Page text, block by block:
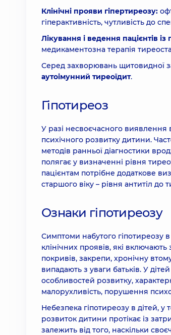
Клінічні прояви гіпертиреозу:
гіперактивність, чутливість до
Лікування і ведення пацієнтів із
медикаментозна терапія
Серед захворювань щитовидної
аутоімунний тиреоїдит.
Гіпотиреоз
У разі несвоєчасного
психічного розвитку дитини.
методів ранньої діагностики
полягає у визначенні рівня
пацієнтам потрібне додаткове
старшого віку – рівня антитіл
Ознаки гіпотиреозу
Симптоми набутого гіпотиреозу в
клінічних проявів, які
покривів, закрепи, хронічну
випадають з уваги батьків. У
особливостей розвитку,
малорухливість, порушення
Небезпека гіпотиреозу в дітей, у
розвиток дитини протікає із
залежить від того, наскільки